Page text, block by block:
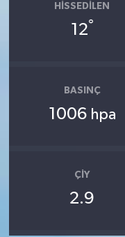
HISSEDILEN
12°
BASINÇ
1006 hpa
ÇIY
2.9